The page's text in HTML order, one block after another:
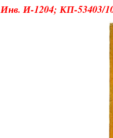
Инв. И-1204; КП-53403/